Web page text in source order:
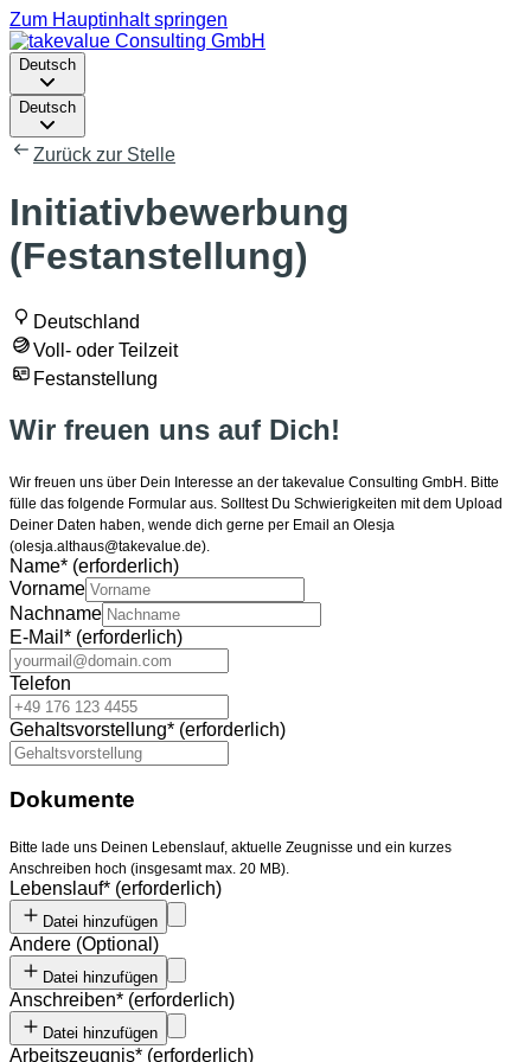
Zum Hauptinhalt springen
Deutsch
Deutsch
Zurück zur Stelle
Initiativbewerbung
(Festanstellung)
Deutschland
Voll- oder Teilzeit
Festanstellung
Wir freuen uns auf Dich!
Wir freuen uns über Dein Interesse an der takevalue Consulting GmbH. Bitte
fülle das folgende Formular aus. Solltest Du Schwierigkeiten mit dem Upload
Deiner Daten haben, wende dich gerne per Email an Olesja
(olesja.althaus@takevalue.de).
Name* (erforderlich)
Vorname
Nachname
E-Mail * (erforderlich)
Telefon
Gehaltsvorstellung* (erforderlich)
Dokumente
Bitte lade uns Deinen Lebenslauf, aktuelle Zeugnisse und ein kurzes
Anschreiben hoch (insgesamt max. 20 MB).
Lebenslauf* (erforderlich)
Datei hinzufügen
Andere (Optional )
Datei hinzufügen
Anschreiben* (erforderlich)
Datei hinzufügen
Arbeitszeugnis* (erforderlich)